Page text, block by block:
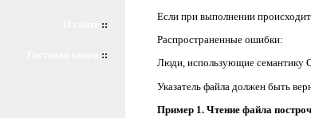
::
::
Если при выполнении
Распространенные ошибки:
Люди, использующие семантику
Указатель файла должен быть
Пример 1. Чтение файла